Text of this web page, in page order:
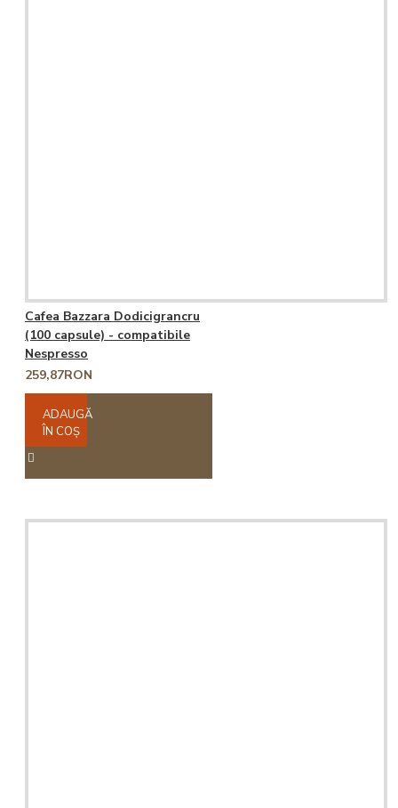
Cafea Bazzara Dodicigrancru
(100 capsule) - compatibile
Nespresso
259,87RON
ADAUGĂ
ÎN COŞ